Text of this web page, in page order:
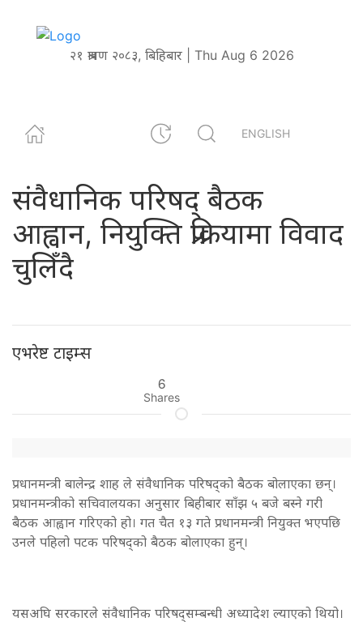
२१ श्रावण २०८३, बिहिबार | Thu Aug 6 2026
ENGLISH
संवैधानिक परिषद् बैठक
आह्वान, नियुक्ति प्रक्रियामा विवाद
चुलिँदै
एभरेष्ट टाइम्स
6
Shares
प्रधानमन्त्री बालेन्द्र शाह ले संवैधानिक परिषद्को बैठक बोलाएका छन्।
प्रधानमन्त्रीको सचिवालयका अनुसार बिहीबार साँझ ५ बजे बस्ने गरी
बैठक आह्वान गरिएको हो। गत चैत १३ गते प्रधानमन्त्री नियुक्त भएपछि
उनले पहिलो पटक परिषद्को बैठक बोलाएका हुन्।
यसअघि सरकारले संवैधानिक परिषद्सम्बन्धी अध्यादेश ल्याएको थियो।